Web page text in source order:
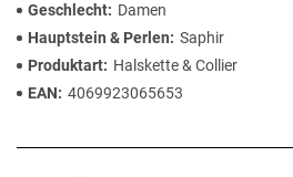
Geschlecht
Damen
Hauptstein & Perlen
Saphir
Produktart
Halskette & Collier
EAN
4069923065653